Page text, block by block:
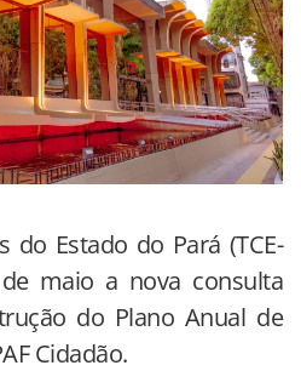
do Estado do Pará (TCE-
maio a nova consulta
do Plano Anual de
Cidadão.